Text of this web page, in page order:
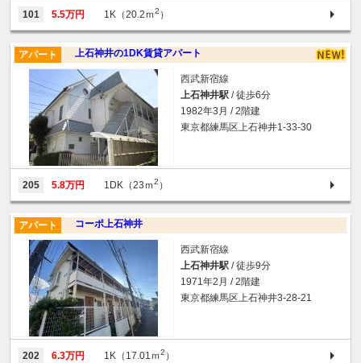
101 5.5万円 1K（20.2ｍ2 ）
上石神井の1DK賃貸アパート
アパート
西武新宿線
上石神井駅 / 徒歩6分
1982年3月 / 2階建
東京都練馬区上石神井1-33-30
205 5.8万円 1DK（23ｍ2 ）
コーポ上石神井
アパート
西武新宿線
上石神井駅 / 徒歩9分
1971年2月 / 2階建
東京都練馬区上石神井3-28-21
202 6.3万円 1K（17.01ｍ2 ）